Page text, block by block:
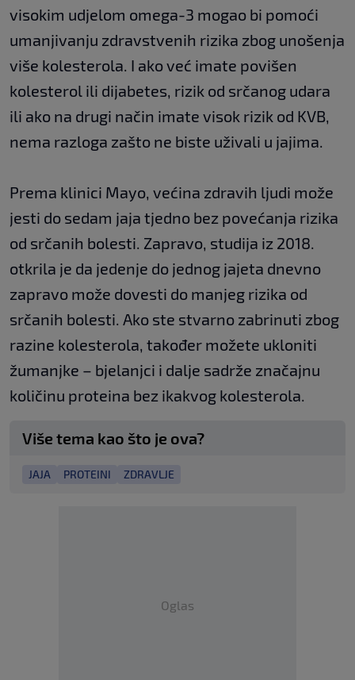
visokim udjelom omega-3 mogao bi pomoći
umanjivanju zdravstvenih rizika zbog unošenja
više kolesterola. I ako već imate povišen
kolesterol ili dijabetes, rizik od srčanog udara
ili ako na drugi način imate visok rizik od KVB,
nema razloga zašto ne biste uživali u jajima.
Prema klinici Mayo, većina zdravih ljudi može
jesti do sedam jaja tjedno bez povećanja rizika
od srčanih bolesti. Zapravo, studija iz 2018.
otkrila je da jedenje do jednog jajeta dnevno
zapravo može dovesti do manjeg rizika od
srčanih bolesti. Ako ste stvarno zabrinuti zbog
razine kolesterola, također možete ukloniti
žumanjke – bjelanjci i dalje sadrže značajnu
količinu proteina bez ikakvog kolesterola.
Više tema kao što je ova?
JAJA PROTEINI ZDRAVLJE
Oglas